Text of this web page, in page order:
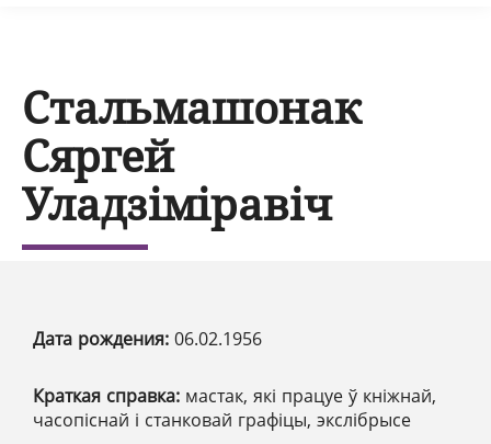
Стальмашонак
Сяргей
Уладзіміравіч
Дата рождения: 06.02.1956
Краткая справка: мастак, які працуе ў кніжнай,
часопіснай і станковай графіцы, экслібрысе